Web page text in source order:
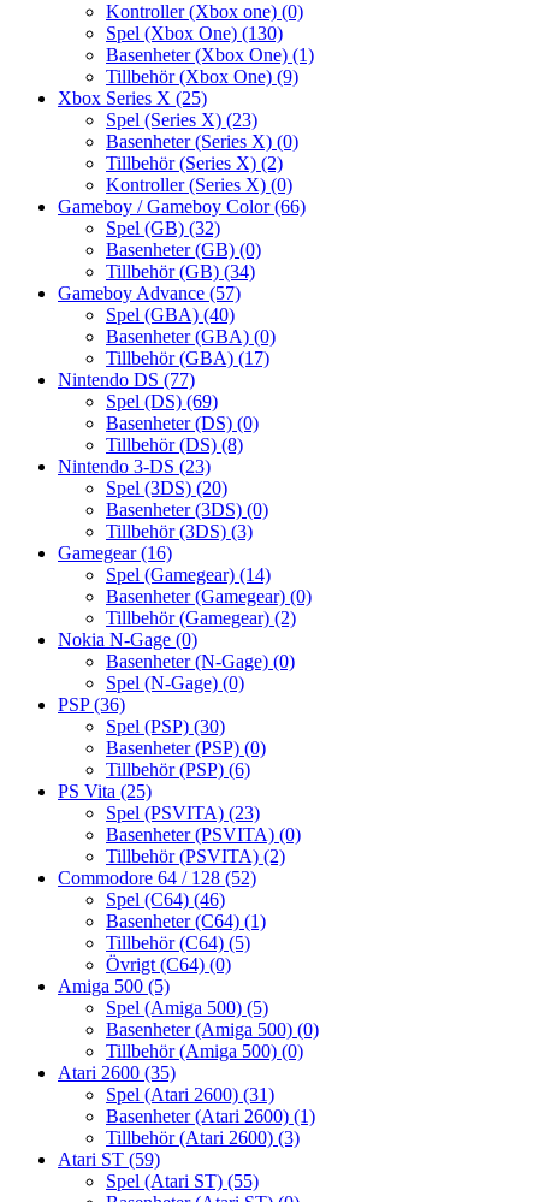
Kontroller (Xbox one) (0)
Spel (Xbox One) (130)
Basenheter (Xbox One) (1)
Tillbehör (Xbox One) (9)
Xbox Series X (25)
Spel (Series X) (23)
Basenheter (Series X) (0)
Tillbehör (Series X) (2)
Kontroller (Series X) (0)
Gameboy / Gameboy Color(66)
Spel (GB) (32)
Basenheter (GB) (0)
Tillbehör (GB) (34)
Gameboy Advance (57)
Spel (GBA) (40)
Basenheter (GBA) (0)
Tillbehör (GBA) (17)
Nintendo DS (77)
Spel (DS) (69)
Basenheter (DS) (0)
Tillbehör (DS) (8)
Nintendo 3-DS (23)
Spel (3DS) (20)
Basenheter (3DS) (0)
Tillbehör (3DS) (3)
Gamegear(16)
Spel (Gamegear) (14)
Basenheter (Gamegear) (0)
Tillbehör (Gamegear) (2)
Nokia N-Gage (0)
Basenheter (N-Gage) (0)
Spel (N-Gage) (0)
PSP(36)
Spel (PSP) (30)
Basenheter (PSP) (0)
Tillbehör (PSP) (6)
PS Vita (25)
Spel (PSVITA) (23)
Basenheter (PSVITA) (0)
Tillbehör (PSVITA) (2)
Commodore 64 / 128 (52)
Spel (C64) (46)
Basenheter (C64) (1)
Tillbehör (C64) (5)
Övrigt (C64) (0)
Amiga 500 (5)
Spel (Amiga 500) (5)
Basenheter (Amiga 500) (0)
Tillbehör (Amiga 500) (0)
Atari 2600 (35)
Spel (Atari 2600) (31)
Basenheter (Atari 2600) (1)
Tillbehör (Atari 2600) (3)
Atari ST (59)
Spel (Atari ST) (55)